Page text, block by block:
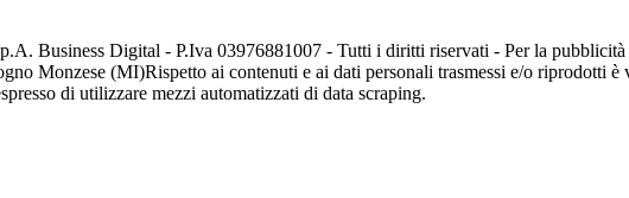
Business Digital - P.Iva 03976881007 - Tutti i diritti riservati - Per la
Monzese (MI)Rispetto ai contenuti e ai dati personali trasmessi e/o riprodotti
di utilizzare mezzi automatizzati di data scraping.